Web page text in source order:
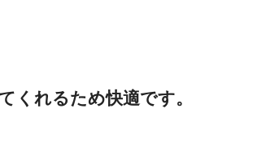
くれるため快適です。